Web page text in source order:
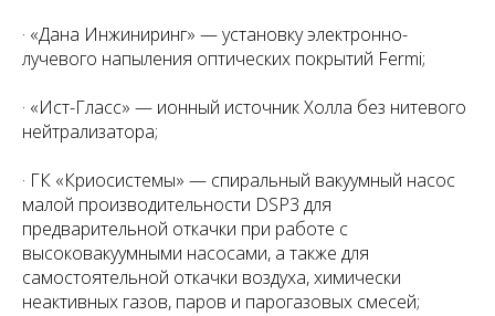
· «Дана Инжиниринг» — установку электронно-
лучевого напыления оптических покрытий Fermi;
· «Ист-Гласс» — ионный источник Холла без нитевого
нейтрализатора;
· ГК «Криосистемы» — спиральный вакуумный насос
малой производительности DSP3 для
предварительной откачки при работе с
высоковакуумными насосами, а также для
самостоятельной откачки воздуха, химически
неактивных газов, паров и парогазовых смесей;